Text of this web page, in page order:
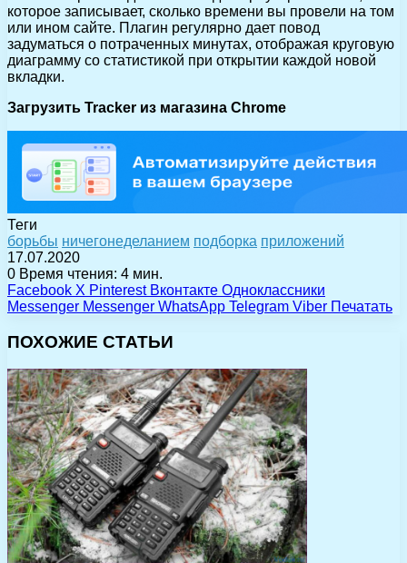
которое записывает, сколько времени вы провели на том
или ином сайте. Плагин регулярно дает повод
задуматься о потраченных минутах, отображая круговую
диаграмму со статистикой при открытии каждой новой
вкладки.
Загрузить Tracker из магазина Chrome
Теги
борьбы ничегонеделанием подборка приложений
17.07.2020
0 Время чтения: 4 мин.
Facebook X Pinterest Вконтакте Одноклассники
Messenger Messenger WhatsApp Telegram Viber Печатать
ПОХОЖИЕ СТАТЬИ